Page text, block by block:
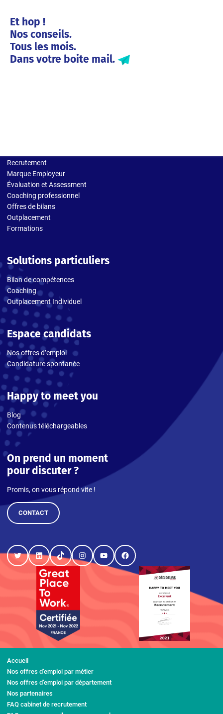
Et hop !
Nos conseils.
Tous les mois.
Dans votre boite mail.
Recrutement
Marque Employeur
Évaluation et Assessment
Coaching professionnel
Offres de bilans
Outplacement
Formations
Solutions particuliers
Bilan de compétences
Coaching
Outplacement Individuel
Espace candidats
Nos offres d’emploi
Candidature spontanée
Happy to meet you
Blog
Contenus téléchargeables
On prend un moment
pour discuter ?
Promis, on vous répond vite !
CONTACT
TwitterLinkedInTikTokInstagram
YouTubeFacebook
Accueil
Nos offres d’emploi par métier
Nos offres d’emploi par département
Nos partenaires
FAQ cabinet de recrutement